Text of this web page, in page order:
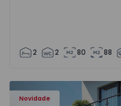
2 2 80 88
Novidade